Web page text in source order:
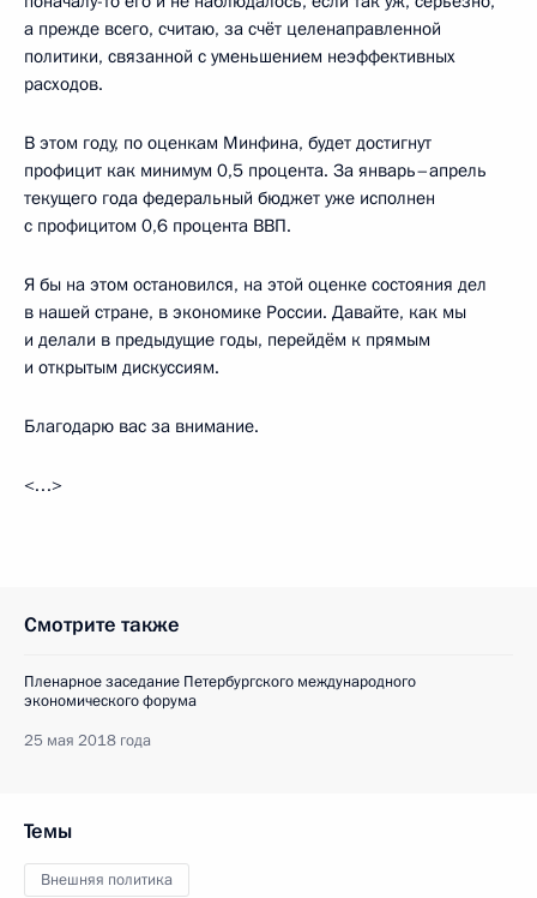
а прежде всего, считаю, за счёт целенаправленной
политики, связанной с уменьшением неэффективных
расходов.
В этом году, по оценкам Минфина, будет достигнут
профицит как минимум 0,5 процента. За январь–апрель
текущего года федеральный бюджет уже исполнен
с профицитом 0,6 процента ВВП.
Я бы на этом остановился, на этой оценке состояния дел
в нашей стране, в экономике России. Давайте, как мы
и делали в предыдущие годы, перейдём к прямым
и открытым дискуссиям.
Благодарю вас за внимание.
<…>
Смотрите также
Пленарное заседание Петербургского международного
экономического форума
25 мая 2018 года
Темы
Внешняя политика